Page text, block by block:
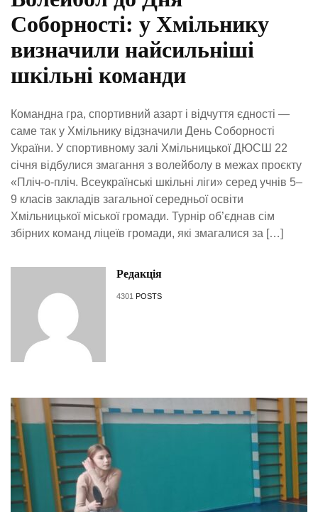
Соборності: у Хмільнику
визначили найсильніші
шкільні команди
Командна гра, спортивний азарт і відчуття єдності —
саме так у Хмільнику відзначили День Соборності
України. У спортивному залі Хмільницької ДЮСШ 22
січня відбулися змагання з волейболу в межах проєкту
«Пліч-о-пліч. Всеукраїнські шкільні ліги» серед учнів 5–
9 класів закладів загальної середньої освіти
Хмільницької міської громади. Турнір об’єднав сім
збірних команд ліцеїв громади, які змагалися за […]
Редакція
4301 POSTS